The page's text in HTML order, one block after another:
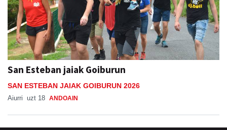
San Esteban jaiak Goiburun
SAN ESTEBAN JAIAK GOIBURUN 2026
Aiurri uzt 18 ANDOAIN